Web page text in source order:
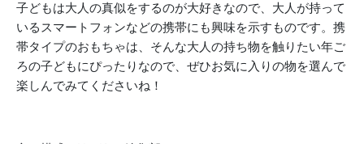
子どもは大人の真似をするのが大好きなので、大人が持って
いるスマートフォンなどの携帯にも興味を示すものです。携
帯タイプのおもちゃは、そんな大人の持ち物を触りたい年ご
ろの子どもにぴったりなので、ぜひお気に入りの物を選んで
楽しんでみてくださいね！